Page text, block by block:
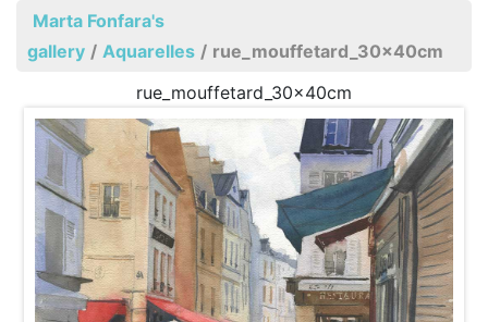
Marta Fonfara's
gallery / Aquarelles / rue_mouffetard_30x40cm
rue_mouffetard_30x40cm